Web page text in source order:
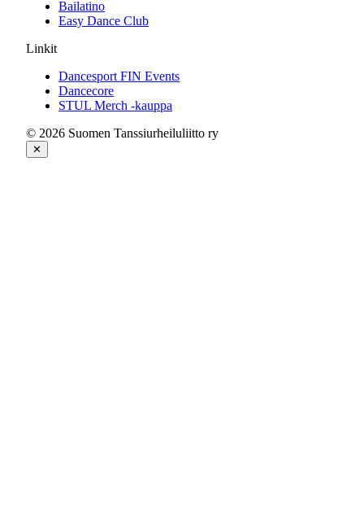
Bailatino
Easy Dance Club
Linkit
Dancesport FIN Events
Dancecore
STUL Merch -kauppa
© 2026 Suomen Tanssiurheiluliitto ry
✕